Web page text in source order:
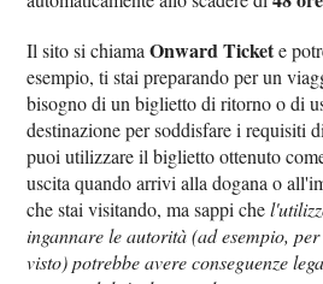
Il sito si chiamaOnward Tickete
esempio, ti stai preparando per un
bisogno di un biglietto di ritorno o di
destinazione per soddisfare i requisiti
puoi utilizzare il biglietto ottenuto
uscita quando arrivi alla dogana o
che stai visitando, ma sappi che
ingannare le autorità (ad esempio,
visto) potrebbe avere conseguenze